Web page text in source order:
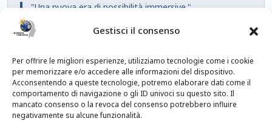
Gestisci il consenso
Per offrire le migliori esperienze, utilizziamo tecnologie come i cookie
per memorizzare e/o accedere alle informazioni del dispositivo.
Acconsentendo a queste tecnologie, potremo elaborare dati come il
comportamento di navigazione o gli ID univoci su questo sito. Il
mancato consenso o la revoca del consenso potrebbero influire
negativamente su alcune funzionalità.
"Una nuova era di possibilità immersive."
Home
Chi siamo
Kit multimediale
Prodotti
Notizia
Contattaci